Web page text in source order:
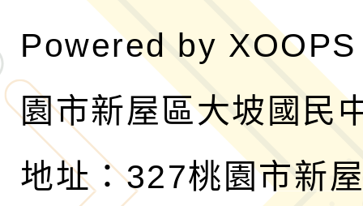
Powered by XOOPS
園市新屋區大坡國民
地址：327桃園市新